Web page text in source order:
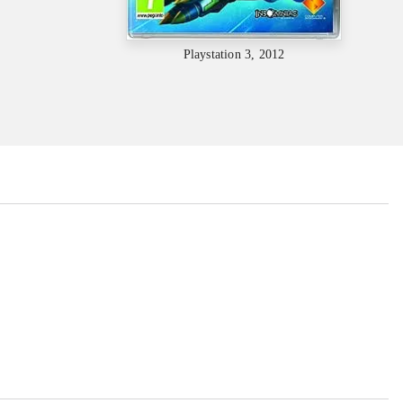
Playstation 3, 2012